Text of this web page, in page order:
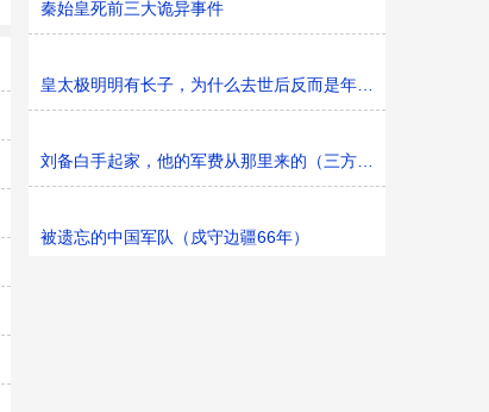
秦始皇死前三大诡异事件
皇太极明明有长子，为什么去世后反而是年仅6岁的顺治当皇
刘备白手起家，他的军费从那里来的（三方面）
被遗忘的中国军队（戍守边疆66年）